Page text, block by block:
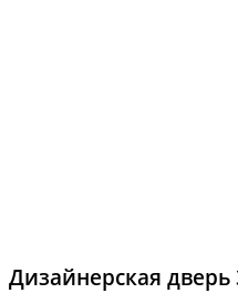
Дизайнерская дверь